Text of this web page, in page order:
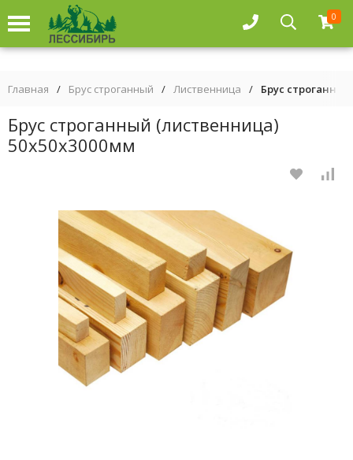
0
Главная / Брус строганный / Лиственница / Брус
Брус строганный (лиственница)
50х50х3000мм